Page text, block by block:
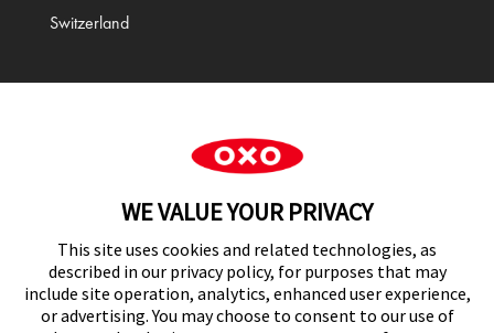
Switzerland
WE VALUE YOUR PRIVACY
This site uses cookies and related technologies, as
described in our privacy policy, for purposes that may
include site operation, analytics, enhanced user experience,
or advertising. You may choose to consent to our use of